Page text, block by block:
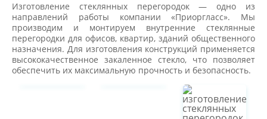
Изготовление стеклянных перегородок — одно из
направлений работы компании «Приоргласс». Мы
производим и монтируем внутренние стеклянные
перегородки для офисов, квартир, зданий общественного
назначения. Для изготовления конструкций применяется
высококачественное закаленное стекло, что позволяет
обеспечить их максимальную прочность и безопасность.